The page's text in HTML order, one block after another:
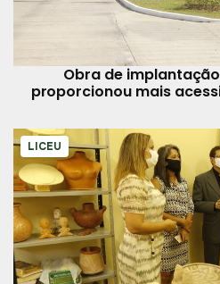
Obra de
proporcionou mais
LICEU